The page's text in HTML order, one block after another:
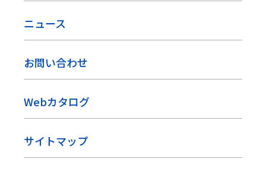
ニュース
お問い合わせ
Webカタログ
サイトマップ